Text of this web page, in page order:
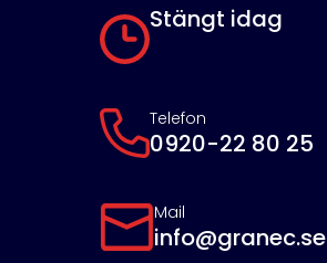
Stängt idag
Telefon
0920-22 80 25
Mail
info@granec.se